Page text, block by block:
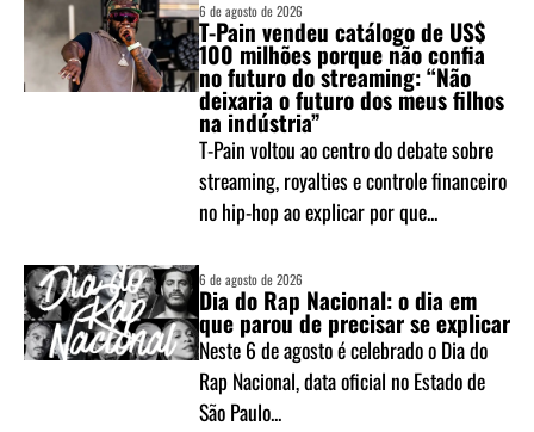
6 de agosto de 2026
T-Pain vendeu catálogo de US$
100 milhões porque não confia
no futuro do streaming: “Não
deixaria o futuro dos meus filhos
na indústria”
T-Pain voltou ao centro do debate sobre
streaming, royalties e controle financeiro
no hip-hop ao explicar por que...
6 de agosto de 2026
Dia do Rap Nacional: o dia em
que parou de precisar se explicar
Neste 6 de agosto é celebrado o Dia do
Rap Nacional, data oficial no Estado de
São Paulo...